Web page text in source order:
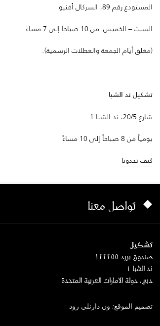
المستودع رقم 89، السركال أفنيو
السبت – الخميس من 10 صباحاً إلى 7 مساءً
(مغلق أيام الجمعة والعطلات الرسمية).
تشكيل ند الشبا
شارع 20/5، ند الشبا 1
يومياً من 8 صباحاً إلى 10 مساءً
كيف تجدونا
تواصل معنا
تشكيل
صندوق بريد ١٢٢٢٥٥
ند الشبا ١
دبي، دولة الامارات العربية المتحدة
تصميم الموقع: ون دارنلي رود